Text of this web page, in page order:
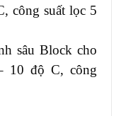
công suất lọc 5
sâu Block cho
10 độ C, công